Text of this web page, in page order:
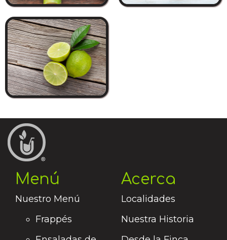
Menú
Nuestro Menú
Frappés
Acerca
Localidades
Nuestra Historia